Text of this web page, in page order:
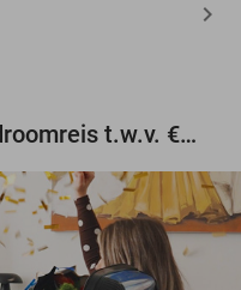
Maak gratis kans op een droomreis t.w.v. €3.000!